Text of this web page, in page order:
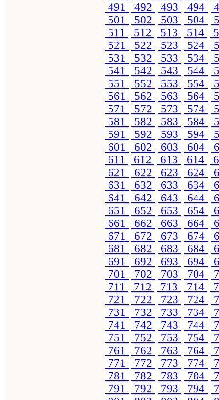
491
492 493 494
501
502 503 504
511
512 513 514
521
522 523 524
531
532 533 534
541
542 543 544
551
552 553 554
561
562 563 564
571
572 573 574
581
582 583 584
591
592 593 594
601
602 603 604
611
612 613 614
621
622 623 624
631
632 633 634
641
642 643 644
651
652 653 654
661
662 663 664
671
672 673 674
681
682 683 684
691
692 693 694
701
702 703 704
711
712 713 714
721
722 723 724
731
732 733 734
741
742 743 744
751
752 753 754
761
762 763 764
771
772 773 774
781
782 783 784
791
792 793 794